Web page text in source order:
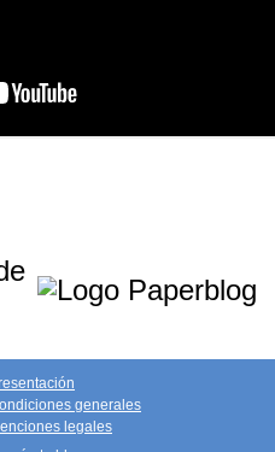
generales
legales